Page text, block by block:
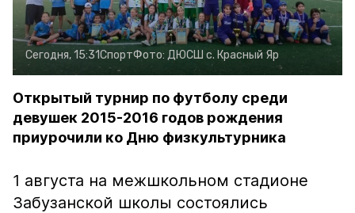
Сегодня, 15:31СпортФото: ДЮСШ с. Красный Яр
Открытый турнир по футболу среди
девушек 2015-2016 годов рождения
приурочили ко Дню физкультурника
1 августа на межшкольном стадионе
Забузанской школы состоялись